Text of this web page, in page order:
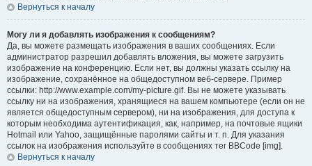
Вернуться к началу
Могу ли я добавлять изображения к сообщениям?
Да, вы можете размещать изображения в ваших сообщениях. Если
администратор разрешил добавлять вложения, вы можете загрузить
изображение на конференцию. Если нет, вы должны указать ссылку на
изображение, сохранённое на общедоступном веб-сервере. Пример
ссылки: http://www.example.com/my-picture.gif. Вы не можете указывать
ссылку ни на изображения, хранящиеся на вашем компьютере (если он не
является общедоступным сервером), ни на изображения, для доступа к
которым необходима аутентификация, как, например, на почтовые ящики
Hotmail или Yahoo, защищённые паролями сайты и т. п. Для указания
ссылок на изображения используйте в сообщениях тег BBCode [img].
Вернуться к началу